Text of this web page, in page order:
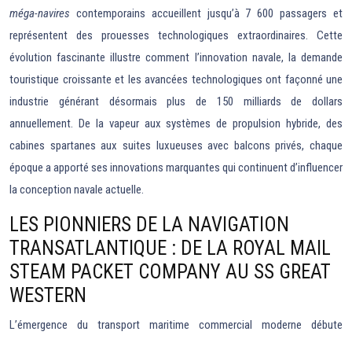
méga-navires contemporains accueillent jusqu’à 7 600 passagers et
représentent des prouesses technologiques extraordinaires. Cette
évolution fascinante illustre comment l’innovation navale, la demande
touristique croissante et les avancées technologiques ont façonné une
industrie générant désormais plus de 150 milliards de dollars
annuellement. De la vapeur aux systèmes de propulsion hybride, des
cabines spartanes aux suites luxueuses avec balcons privés, chaque
époque a apporté ses innovations marquantes qui continuent d’influencer
la conception navale actuelle.
LES PIONNIERS DE LA NAVIGATION
TRANSATLANTIQUE : DE LA ROYAL MAIL
STEAM PACKET COMPANY AU SS GREAT
WESTERN
L’émergence du transport maritime commercial moderne débute